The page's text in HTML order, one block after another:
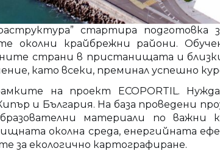
стартира подготовка
крайбрежни райони.
страни в пристанищата и
като всеки, преминал успешно
на проект ECOPORTIL.
и България. На база проведени
материали по важни
околна среда, енергийната
за екологично картографиране.